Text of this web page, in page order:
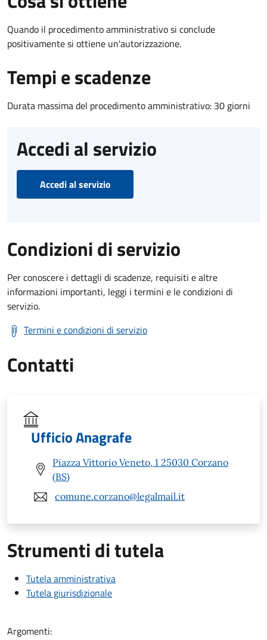
Quando il procedimento amministrativo si conclude
positivamente si ottiene un'autorizzazione.
Tempi e scadenze
Durata massima del procedimento amministrativo: 30 giorni
Accedi al servizio
Accedi al servizio
Condizioni di servizio
Per conoscere i dettagli di scadenze, requisiti e altre
informazioni importanti, leggi i termini e le condizioni di
servizio.
Termini e condizioni di servizio
Contatti
Ufficio Anagrafe
Piazza Vittorio Veneto, 1 25030 Corzano
(BS)
comune.corzano@legalmail.it
Strumenti di tutela
Tutela amministrativa
Tutela giurisdizionale
Argomenti: